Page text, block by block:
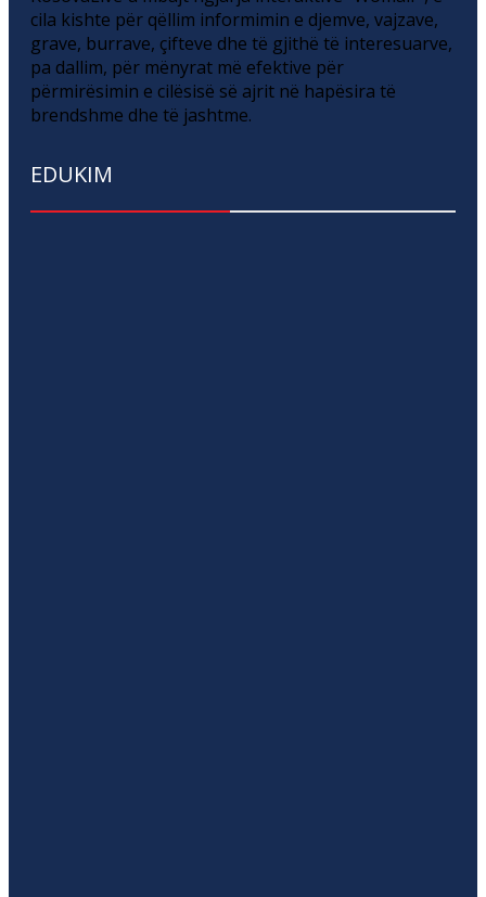
cila kishte për qëllim informimin e djemve, vajzave,
grave, burrave, çifteve dhe të gjithë të interesuarve,
pa dallim, për mënyrat më efektive për
përmirësimin e cilësisë së ajrit në hapësira të
brendshme dhe të jashtme.
EDUKIM